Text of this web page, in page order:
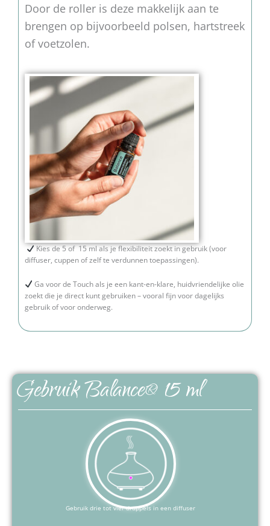
Door de roller is deze makkelijk aan te
brengen op bijvoorbeeld polsen, hartstreek
of voetzolen.
Kies de 5 of 15 ml als je flexibiliteit zoekt in gebruik (voor
diffuser, cuppen of zelf te verdunnen toepassingen).
Ga voor de Touch als je een kant-en-klare, huidvriendelijke olie
zoekt die je direct kunt gebruiken – vooral fijn voor dagelijks
gebruik of voor onderweg.
Gebruik Balance® 15 ml
Gebruik drie tot vier druppels in een diffuser